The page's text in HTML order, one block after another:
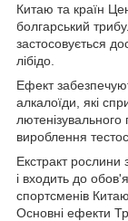
Китаю та країн
болгарський
застосовується
лібідо.
Ефект
алкалоїди, які
вироблення
Екстракт рослини
і входить до
спортсменів
Основні ефекти